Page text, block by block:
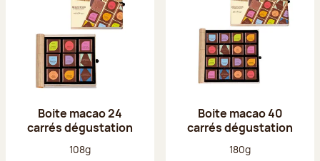
Boite macao 24
carrés dégustation
Poids net :
108g
Boite macao 40
carrés dégustation
Poids net :
180g